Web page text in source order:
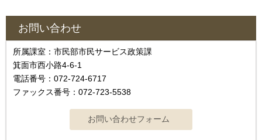
お問い合わせ
所属課室：市民部市民サービス政策課
箕面市西小路4‐6‐1
電話番号：072-724-6717
ファックス番号：072-723-5538